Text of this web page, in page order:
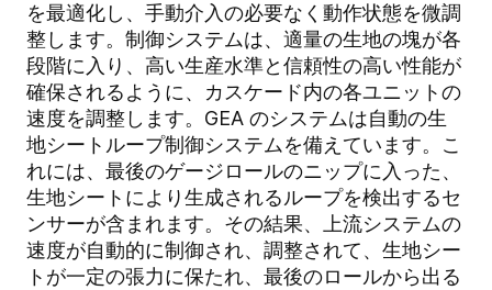
を最適化し、手動介入の必要なく動作状態を微調
整します。制御システムは、適量の生地の塊が各
段階に入り、高い生産水準と信頼性の高い性能が
確保されるように、カスケード内の各ユニットの
速度を調整します。GEA のシステムは自動の生
地シートループ制御システムを備えています。こ
れには、最後のゲージロールのニップに入った、
生地シートにより生成されるループを検出するセ
ンサーが含まれます。その結果、上流システムの
速度が自動的に制御され、調整されて、生地シー
トが一定の張力に保たれ、最後のロールから出る